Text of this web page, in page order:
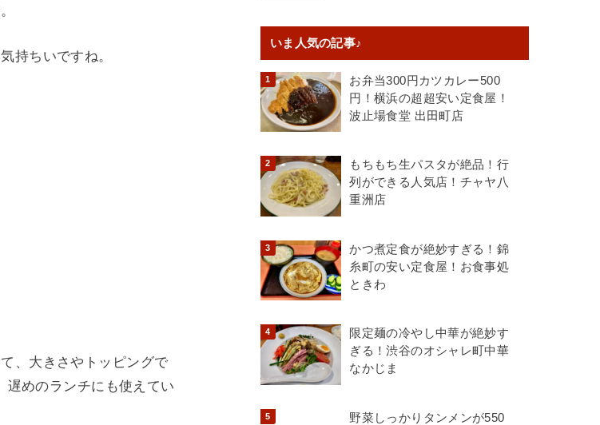
持ちいですね。
、大きさやトッピングで
遅めのランチにも使えてい
いま人気の記事♪
お弁当300円カツカレー500
円！横浜の超超安い定食屋！
波止場食堂 出田町店
もちもち生パスタが絶品！行
列ができる人気店！チャヤ八
重洲店
かつ煮定食が絶妙すぎる！錦
糸町の安い定食屋！お食事処
ときわ
限定麺の冷やし中華が絶妙す
ぎる！渋谷のオシャレ町中華
なかじま
野菜しっかりタンメンが550